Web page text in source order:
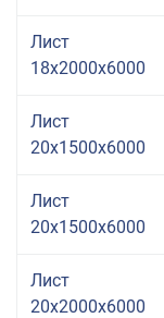
Лист
18x2000x6000
Лист
20x1500x6000
Лист
20x1500x6000
Лист
20x2000x6000